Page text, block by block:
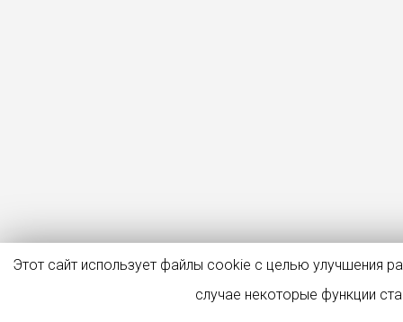
Этот сайт использует файлы cookie с целью улучшения
случае некоторые функции